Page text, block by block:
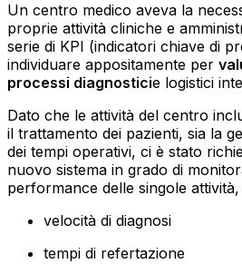
Un centro medico aveva la
proprie attività cliniche e
serie di KPI (indicatori chiave di
individuare appositamente per
processi diagnosticie logistici
Dato che le attività del centro
il trattamento dei pazienti, sia la
dei tempi operativi, ci è stato
nuovo sistema in grado di
performance delle singole
velocità di diagnosi
tempi di refertazione